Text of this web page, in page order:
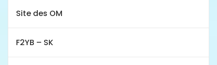
Site des OM
F2YB – SK